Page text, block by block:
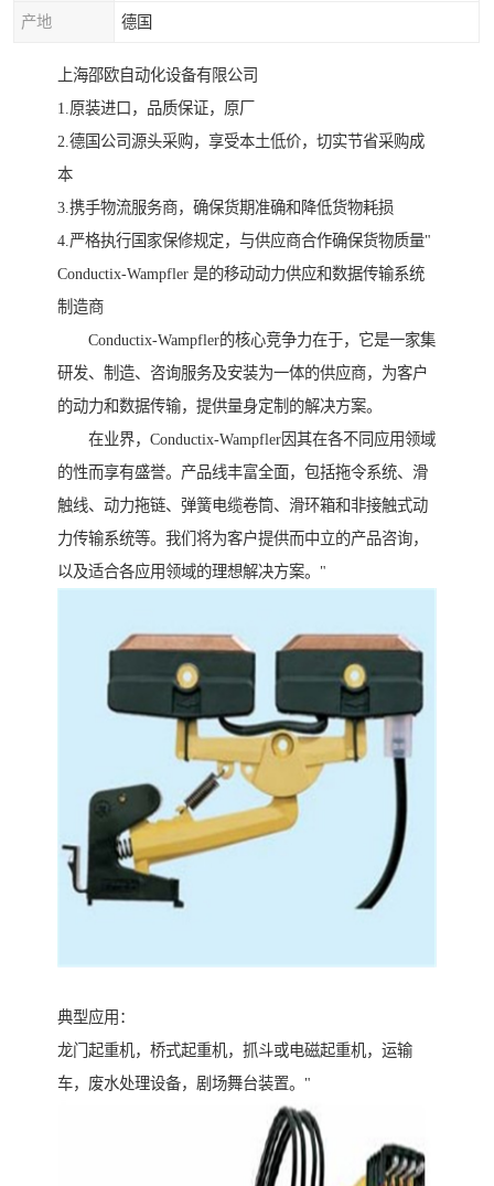
产地 德国
上海邵欧自动化设备有限公司
1.原装进口，品质保证，原厂
2.德国公司源头采购，享受本土低价，切实节省采购成
本
3.携手物流服务商，确保货期准确和降低货物耗损
4.严格执行国家保修规定，与供应商合作确保货物质量"
Conductix-Wampfler 是的移动动力供应和数据传输系统
制造商
Conductix-Wampfler的核心竞争力在于，它是一家集
研发、制造、咨询服务及安装为一体的供应商，为客户
的动力和数据传输，提供量身定制的解决方案。
在业界，Conductix-Wampfler因其在各不同应用领域
的性而享有盛誉。产品线丰富全面，包括拖令系统、滑
触线、动力拖链、弹簧电缆卷筒、滑环箱和非接触式动
力传输系统等。我们将为客户提供而中立的产品咨询，
以及适合各应用领域的理想解决方案。"
典型应用：
龙门起重机，桥式起重机，抓斗或电磁起重机，运输
车，废水处理设备，剧场舞台装置。"